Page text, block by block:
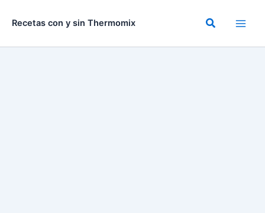
Recetas con y sin Thermomix Buscar